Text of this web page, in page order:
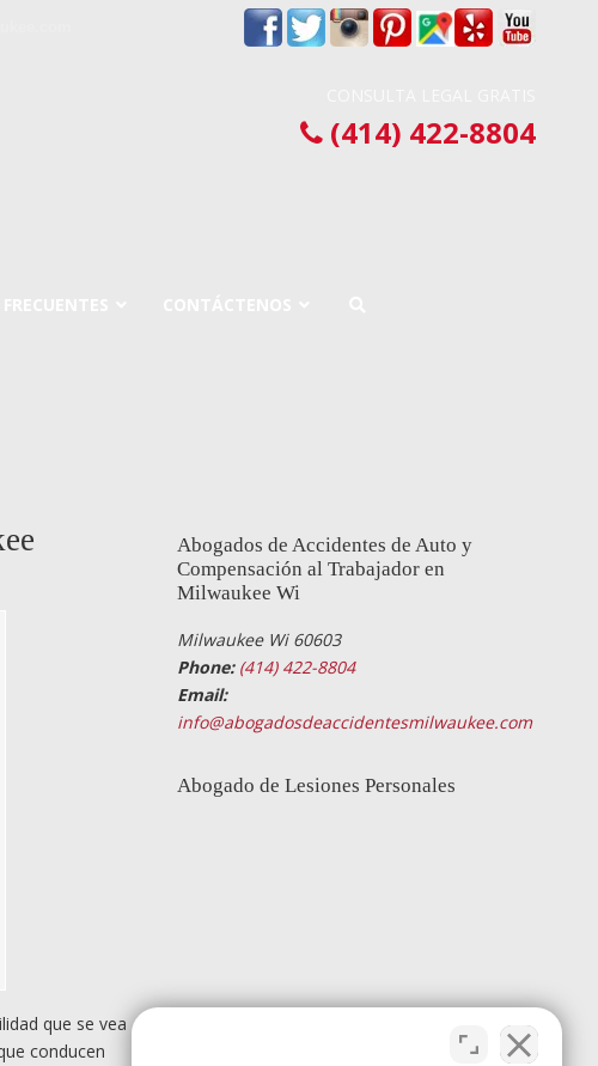
(414) 422-8804
que se vea
conducen
Abogados de Accidentes de Auto y
Compensación al Trabajador en
Milwaukee Wi
Milwaukee Wi 60603
Phone: (414) 422-8804
Email:
info@abogadosdeaccidentesmilwaukee.com
Abogado de Lesiones Personales